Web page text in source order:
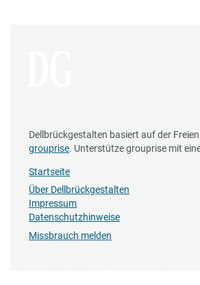
Dellbrückgestalten basiert auf der
grouprise. Unterstütze grouprise mit
Startseite
Über Dellbrückgestalten
Impressum
Datenschutzhinweise
Missbrauch melden